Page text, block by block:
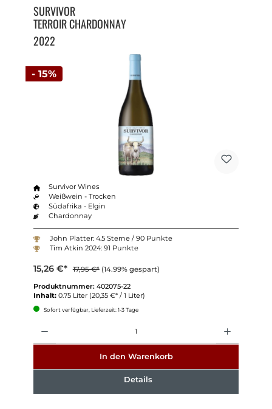
- 15%
SURVIVOR
TERROIR CHARDONNAY
2022
Survivor Wines
Weißwein - Trocken
Südafrika - Elgin
Chardonnay
John Platter: 4.5 Sterne / 90 Punkte
Tim Atkin 2024: 91 Punkte
15,26 €* 17,95 €* (14.99% gespart)
Produktnummer: 402075-22
Inhalt: 0.75 Liter (20,35 €* / 1 Liter)
Sofort verfügbar, Lieferzeit: 1-3 Tage
In den Warenkorb
Details